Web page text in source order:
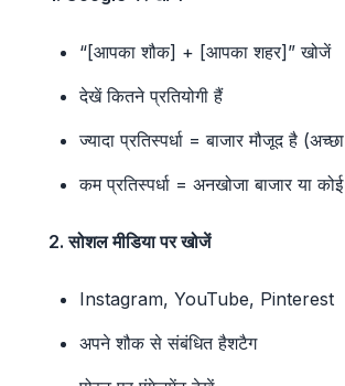
“[आपका शौक] + [आपका शहर]” खोजें
देखें कितने प्रतियोगी हैं
ज्यादा प्रतिस्पर्धा = बाजार मौजूद है
कम प्रतिस्पर्धा = अनखोजा बाजार या कोई
2. सोशल मीडिया पर खोजें
Instagram, YouTube, Pinterest
अपने शौक से संबंधित हैशटैग